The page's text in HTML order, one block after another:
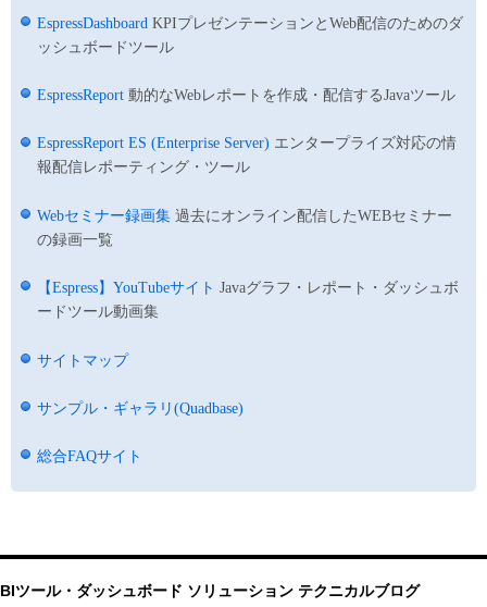
EspressDashboard KPIプレゼンテーションとWeb配信のためのダ
ッシュボードツール
EspressReport 動的なWebレポートを作成・配信するJavaツール
EspressReport ES (Enterprise Server) エンタープライズ対応の情
報配信レポーティング・ツール
Webセミナー録画集 過去にオンライン配信したWEBセミナー
の録画一覧
【Espress】YouTubeサイト Javaグラフ・レポート・ダッシュボ
ードツール動画集
サイトマップ
サンプル・ギャラリ(Quadbase)
総合FAQサイト
BIツール・ダッシュボード ソリューション テクニカルブログ